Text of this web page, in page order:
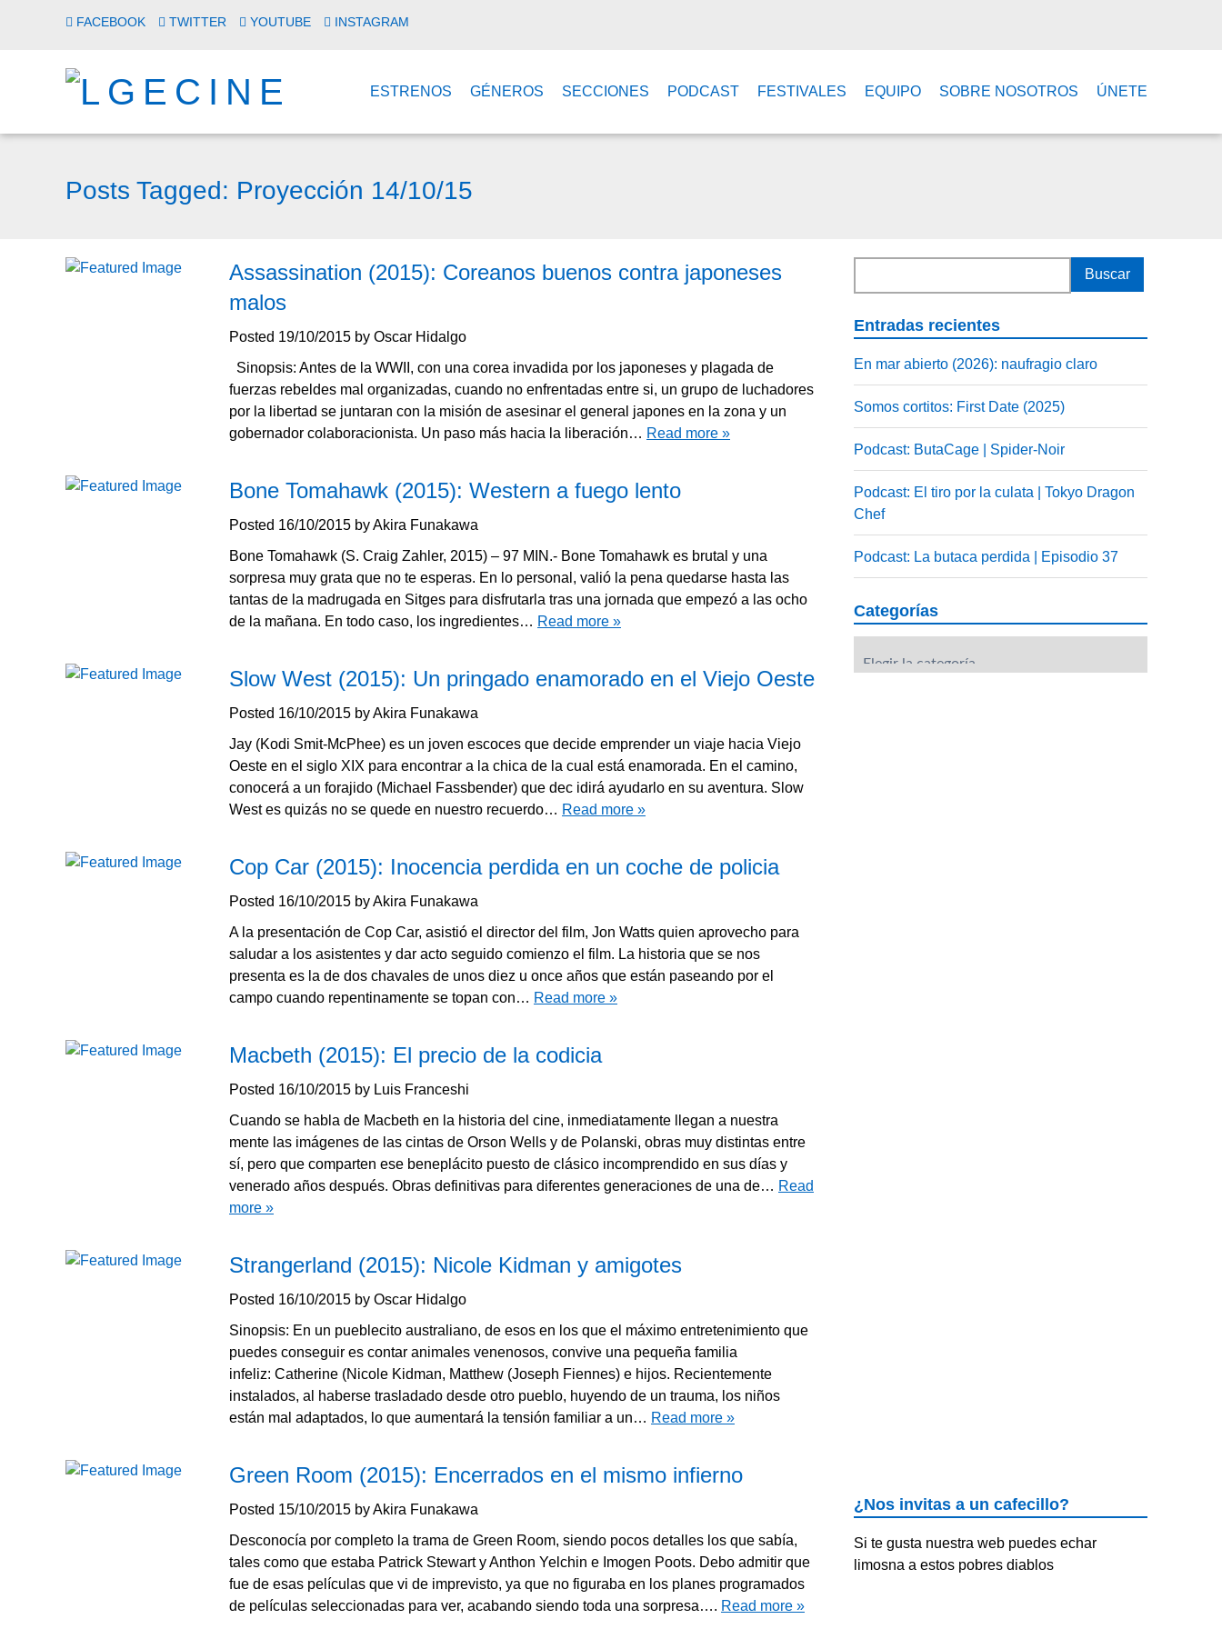
FACEBOOK TWITTER YOUTUBE INSTAGRAM
ESTRENOS GÉNEROS SECCIONES PODCAST FESTIVALES EQUIPO SOBRE NOSOTROS ÚNETE
Posts Tagged: Proyección 14/10/15
Assassination (2015): Coreanos buenos contra japoneses
malos
Posted 19/10/2015 by Oscar Hidalgo
Sinopsis: Antes de la WWII, con una corea invadida por los japoneses y plagada de
fuerzas rebeldes mal organizadas, cuando no enfrentadas entre si, un grupo de luchadores
por la libertad se juntaran con la misión de asesinar el general japones en la zona y un
gobernador colaboracionista. Un paso más hacia la liberación… Read more »
Bone Tomahawk (2015): Western a fuego lento
Posted 16/10/2015 byAkira Funakawa
Bone Tomahawk (S. Craig Zahler, 2015) – 97 MIN.- Bone Tomahawk es brutal y una
sorpresa muy grata que no te esperas. En lo personal, valió la pena quedarse hasta las
tantas de la madrugada en Sitges para disfrutarla tras una jornada que empezó a las ocho
de la mañana. En todo caso, los ingredientes… Read more »
Slow West (2015): Un pringado enamorado en el Viejo Oeste
Posted 16/10/2015 byAkira Funakawa
Jay (Kodi Smit-McPhee) es un joven escoces que decide emprender un viaje hacia Viejo
Oeste en el siglo XIX para encontrar a la chica de la cual está enamorada. En el camino,
conocerá a un forajido (Michael Fassbender) que dec idirá ayudarlo en su aventura. Slow
West es quizás no se quede en nuestro recuerdo… Read more »
Cop Car (2015): Inocencia perdida en un coche de policia
Posted 16/10/2015 byAkira Funakawa
A la presentación de Cop Car, asistió el director del film, Jon Watts quien aprovecho para
saludar a los asistentes y dar acto seguido comienzo el film. La historia que se nos
presenta es la de dos chavales de unos diez u once años que están paseando por el
campo cuando repentinamente se topan con… Read more »
Macbeth (2015): El precio de la codicia
Posted 16/10/2015 by Luis Franceshi
Cuando se habla de Macbeth en la historia del cine, inmediatamente llegan a nuestra
mente las imágenes de las cintas de Orson Wells y de Polanski, obras muy distintas entre
sí, pero que comparten ese beneplácito puesto de clásico incomprendido en sus días y
venerado años después. Obras definitivas para diferentes generaciones de una de… Read
more »
Strangerland (2015): Nicole Kidman y amigotes
Posted 16/10/2015 by Oscar Hidalgo
Sinopsis: En un pueblecito australiano, de esos en los que el máximo entretenimiento que
puedes conseguir es contar animales venenosos, convive una pequeña familia
infeliz: Catherine (Nicole Kidman, Matthew (Joseph Fiennes) e hijos. Recientemente
instalados, al haberse trasladado desde otro pueblo, huyendo de un trauma, los niños
están mal adaptados, lo que aumentará la tensión familiar a un… Read more »
Green Room (2015): Encerrados en el mismo infierno
Posted 15/10/2015 byAkira Funakawa
Desconocía por completo la trama de Green Room, siendo pocos detalles los que sabía,
tales como que estaba Patrick Stewart y Anthon Yelchin e Imogen Poots. Debo admitir que
fue de esas películas que vi de imprevisto, ya que no figuraba en los planes programados
de películas seleccionadas para ver, acabando siendo toda una sorpresa…. Read more »
Entradas recientes
En mar abierto (2026): naufragio claro
Somos cortitos: First Date (2025)
Podcast: ButaCage | Spider-Noir
Podcast: El tiro por la culata | Tokyo Dragon
Chef
Podcast: La butaca perdida | Episodio 37
Categorías
¿Nos invitas a un cafecillo?
Si te gusta nuestra web puedes echar
limosna a estos pobres diablos